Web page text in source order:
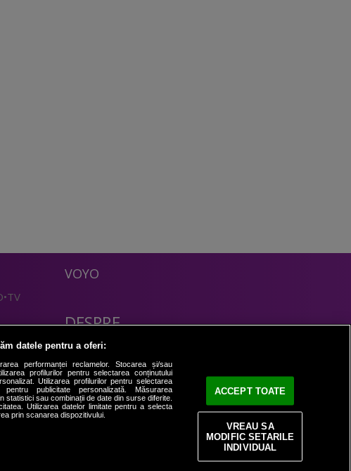
VOYO
DESPRE
Politica Confidentialitate
Contact
datele pentru a oferi:
performanței reclamelor. Stocarea și/sau
profilurilor pentru selectarea conținutului
Utilizarea profilurilor pentru selectarea
publicitate personalizată. Măsurarea
statistici sau combinații de date din surse diferite.
Utilizarea datelor limitate pentru a selecta
prin scanarea dispozitivului.
ACCEPT TOATE
VREAU SA
MODIFIC SETARILE
INDIVIDUAL